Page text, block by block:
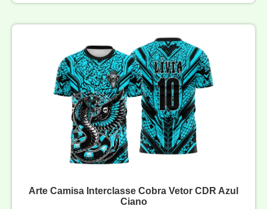
Arte Camisa Interclasse Cobra Vetor CDR Azul
Ciano